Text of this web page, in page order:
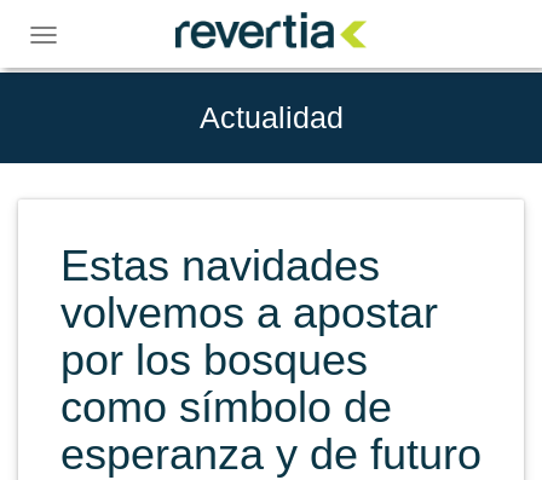
content
Toggle
navigation
Actualidad
Estas navidades
volvemos a apostar
por los bosques
como símbolo de
esperanza y de futuro